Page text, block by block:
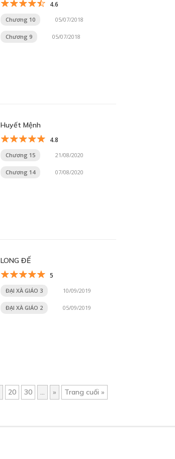
4.6
Chương 10 05/07/2018
Chương 9 05/07/2018
Huyết Mệnh
4.8
Chương 15 21/08/2020
Chương 14 07/08/2020
LONG ĐẾ
5
ĐẠI XÀ GIÁO 3 10/09/2019
ĐẠI XÀ GIÁO 2 05/09/2019
20 30 » Trang cuối »